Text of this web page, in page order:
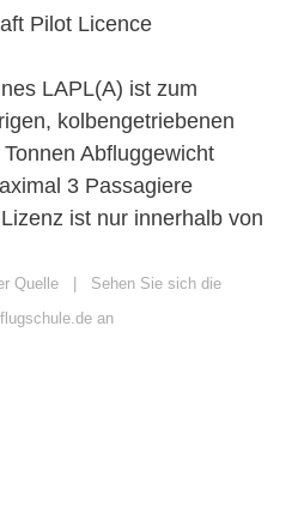
Pilot Licence
LAPL(A) ist zum
kolbengetriebenen
Abfluggewicht
3 Passagiere
ist nur innerhalb von
Quelle
Sehen Sie sich die
an